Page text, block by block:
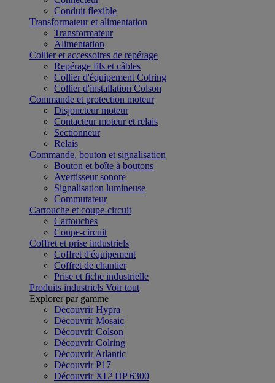
Conduit flexible
Transformateur et alimentation
Transformateur
Alimentation
Collier et accessoires de repérage
Repérage fils et câbles
Collier d'équipement Colring
Collier d'installation Colson
Commande et protection moteur
Disjoncteur moteur
Contacteur moteur et relais
Sectionneur
Relais
Commande, bouton et signalisation
Bouton et boîte à boutons
Avertisseur sonore
Signalisation lumineuse
Commutateur
Cartouche et coupe-circuit
Cartouches
Coupe-circuit
Coffret et prise industriels
Coffret d'équipement
Coffret de chantier
Prise et fiche industrielle
Produits industriels Voir tout
Explorer par gamme
Découvrir Hypra
Découvrir Mosaic
Découvrir Colson
Découvrir Colring
Découvrir Atlantic
Découvrir P17
Découvrir XL³ HP 6300